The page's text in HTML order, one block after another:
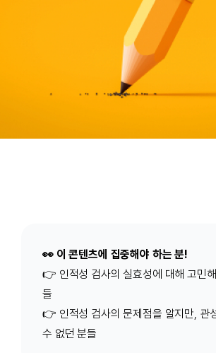
👀 이 콘텐츠에 집중해야 하는 분!
👉 인적성 검사의 실효성에 대해 고민
들
👉 인적성 검사의 문제점을 알지만, 관
수 없던 분들